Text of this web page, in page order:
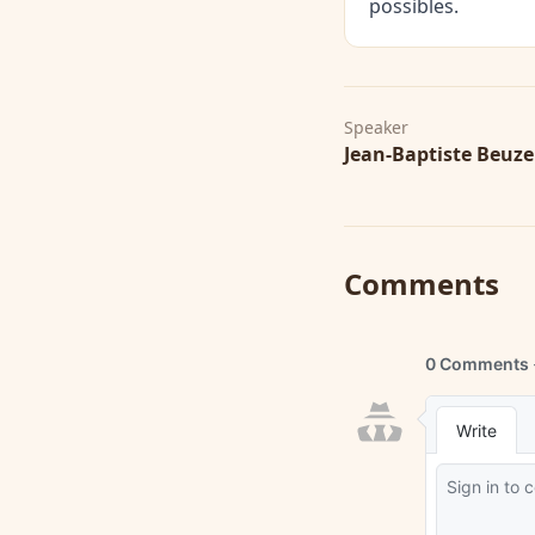
possibles.
Speaker
Jean-Baptiste
Comments